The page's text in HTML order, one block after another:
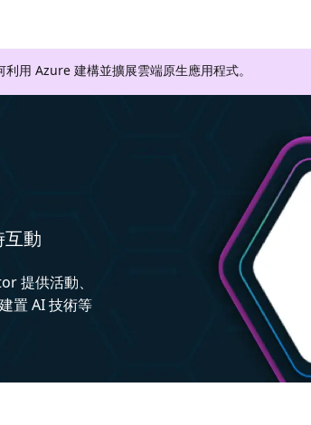
用 Azure 建構並擴展雲端原生應用程式。
動
提供活動、
置 AI 技術等